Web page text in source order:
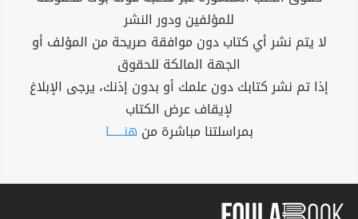
للمؤلفين ودور النشر
لا يتم نشر أي كتاب دون موافقة صريحة من المؤلف أو
الجهة المالكة للحقوق
إذا تم نشر كتابك دون علمك أو بدون إذنك، يرجى الإبلاغ
لإيقاف عرض الكتاب
بمراسلتنا مباشرة من هنــــــا